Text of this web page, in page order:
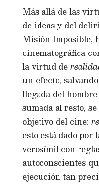
Más allá de las
de ideas y del
Misión Imposible,
cinematográfica
la virtud de
un efecto,
llegada del
sumada al resto,
objetivo del cine:
esto está dado
verosímil con
autoconscientes
ejecución tan